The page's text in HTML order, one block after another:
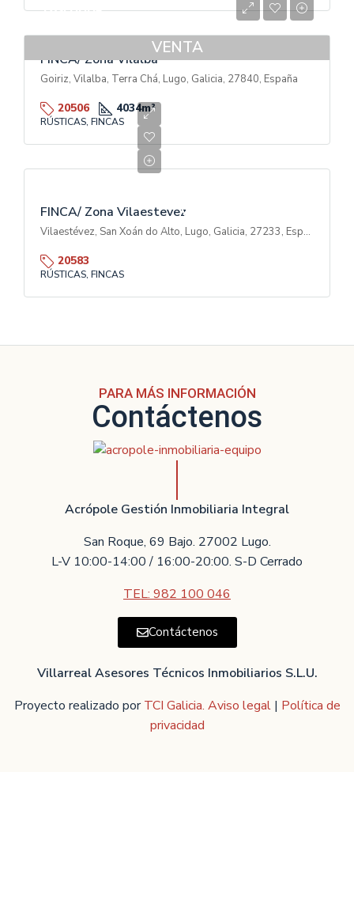
VENTA
189.000€
FINCA/ Zona Vilalba
Goiriz, Vilalba, Terra Chá, Lugo, Galicia, 27840, España
20506 4034m²
RÚSTICAS, FINCAS
T
A
FINCA/ Zona Vilaestevez
Vilaestévez, San Xoán do Alto, Lugo, Galicia, 27233, España
20583
RÚSTICAS, FINCAS
PARA MÁS INFORMACIÓN
Contáctenos
Acrópole Gestión Inmobiliaria Integral
San Roque, 69 Bajo. 27002 Lugo.
L-V 10:00-14:00 / 16:00-20:00. S-D Cerrado
TEL: 982 100 046
Contáctenos
Villarreal Asesores Técnicos Inmobiliarios S.L.U.
Proyecto realizado porTCI Galicia. Aviso legal | Política de
privacidad